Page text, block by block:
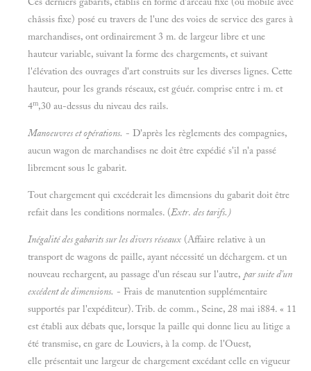
châssis fixe) posé eu travers de l'une des voies de service des gares à
marchandises, ont ordinairement 3 m. de largeur libre et une
hauteur variable, suivant la forme des chargements, et suivant
l'élévation des ouvrages d'art construits sur les diverses lignes. Cette
hauteur, pour les grands réseaux, est géuér. comprise entre i m. et
4m,30 au-dessus du niveau des rails.
Manoeuvres et opérations. - D'après les règlements des compagnies,
aucun wagon de marchandises ne doit être expédié s'il n'a passé
librement sous le gabarit.
Tout chargement qui excéderait les dimensions du gabarit doit être
refait dans les conditions normales. (Extr. des tarifs.)
Inégalité des gabarits sur les divers réseaux (Affaire relative à un
transport de wagons de paille, ayant nécessité un déchargem. et un
nouveau rechargent, au passage d'un réseau sur l'autre, par suite d'un
excédent de dimensions. - Frais de manutention supplémentaire
supportés par l'expéditeur). Trib. de comm., Seine, 28 mai i884. « 11
est établi aux débats que, lorsque la paille qui donne lieu au litige a
été transmise, en gare de Louviers, à la comp. de l'Ouest,
elle présentait une largeur de chargement excédant celle en vigueur